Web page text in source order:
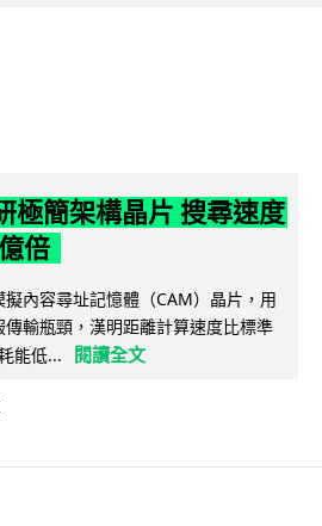
極簡架構晶片 搜尋速度
倍
內容尋址記憶體（CAM）晶片，用
輸瓶頸，漢明距離計算速度比標準
能低...
閱讀全文